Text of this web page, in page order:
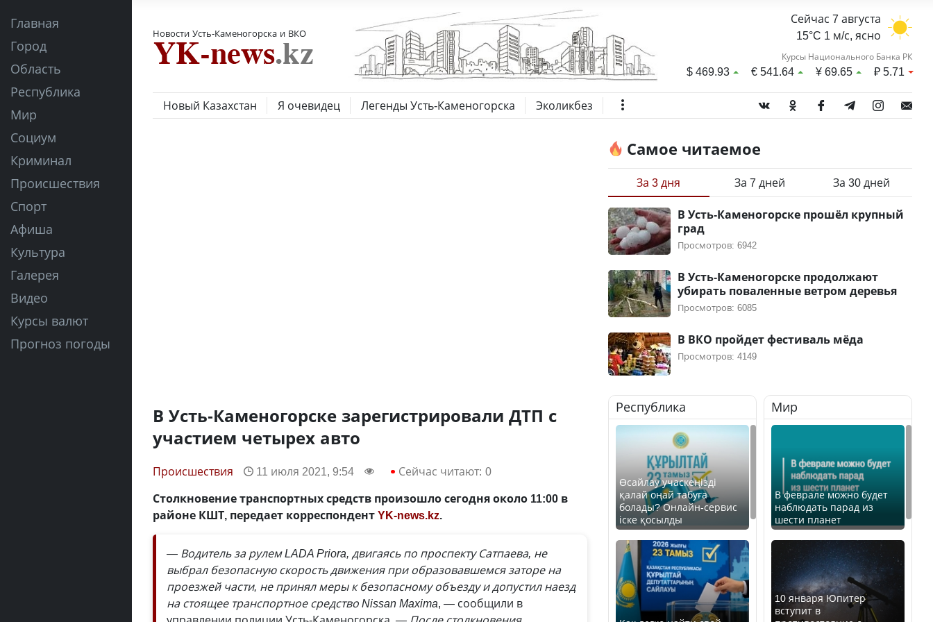
Главная
Город
Область
Республика
Мир
Социум
Криминал
Происшествия
Спорт
Афиша
Культура
Галерея
Видео
Курсы валют
Прогноз погоды
Новости Усть-Каменогорска и ВКО
Сейчас 7 августа
15°C 1 м/с, ясно
Курсы Национального Банка РК
$469.93 €541.64 ¥69.65 ₽5.71
Новый Казахстан Я очевидец Легенды Усть-Каменогорска Эколикбез
В Усть-Каменогорске зарегистрировали ДТП с
участием четырех авто
Происшествия 11 июля 2021, 9:54 Сейчас читают: 0
Столкновение транспортных средств произошло сегодня около 11:00 в
районе КШТ, передает корреспондентYK-news.kz.
— Водитель за рулем LADA Priora, двигаясь по проспекту Сатпаева, не
выбрал безопасную скорость движения при образовавшемся заторе на
проезжей части, не принял меры к безопасному объезду и допустил наезд
на стоящее транспортное средство Nissan Maxima, — сообщили в
Самое читаемое
За 3 дня За 7 дней За 30 дней
В Усть-Каменогорске прошёл крупный
град
Просмотров: 6942
В Усть-Каменогорске продолжают
убирать поваленные ветром деревья
Просмотров: 6085
В ВКО пройдет фестиваль мёда
Просмотров: 4149
Республика
Өсайлау учаскеңізді
қалай оңай табуға
болады? Онлайн-сервис
іске қосылды
Мир
В феврале можно будет
наблюдать парад из
шести планет
10 января Юпитер
вступит в